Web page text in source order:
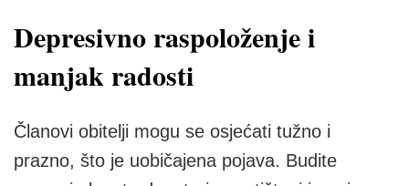
Depresivno raspoloženje i
manjak radosti
Članovi obitelji mogu se osjećati tužno i
prazno, što je uobičajena pojava. Budite